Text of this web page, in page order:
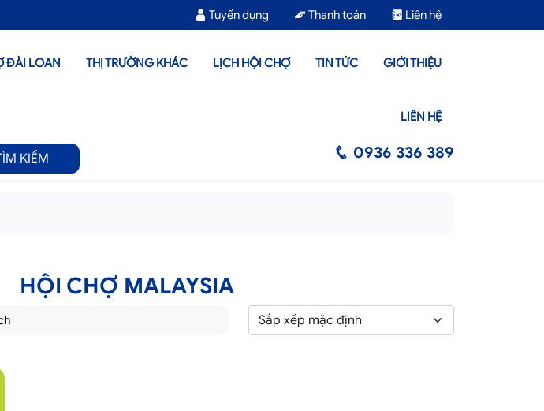
Tuyển dụng Thanh toán Liên hệ
ĐÀI LOAN THỊ TRƯỜNG KHÁC LỊCH HỘI CHỢ TIN TỨC GIỚI THIỆU
LIÊN HỆ
KIẾM 0936 336 389
HỘI CHỢ MALAYSIA